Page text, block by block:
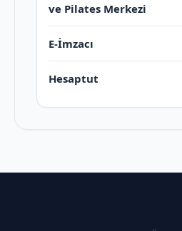
ve Pilates Merkezi
E-İmzacı
Hesaptut